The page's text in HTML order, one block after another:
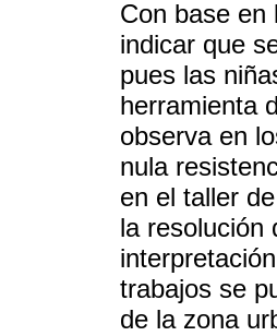
Con base en
indicar que
pues las
herramienta
observa en
nula
en el taller
la resolución
trabajos se
de la zona